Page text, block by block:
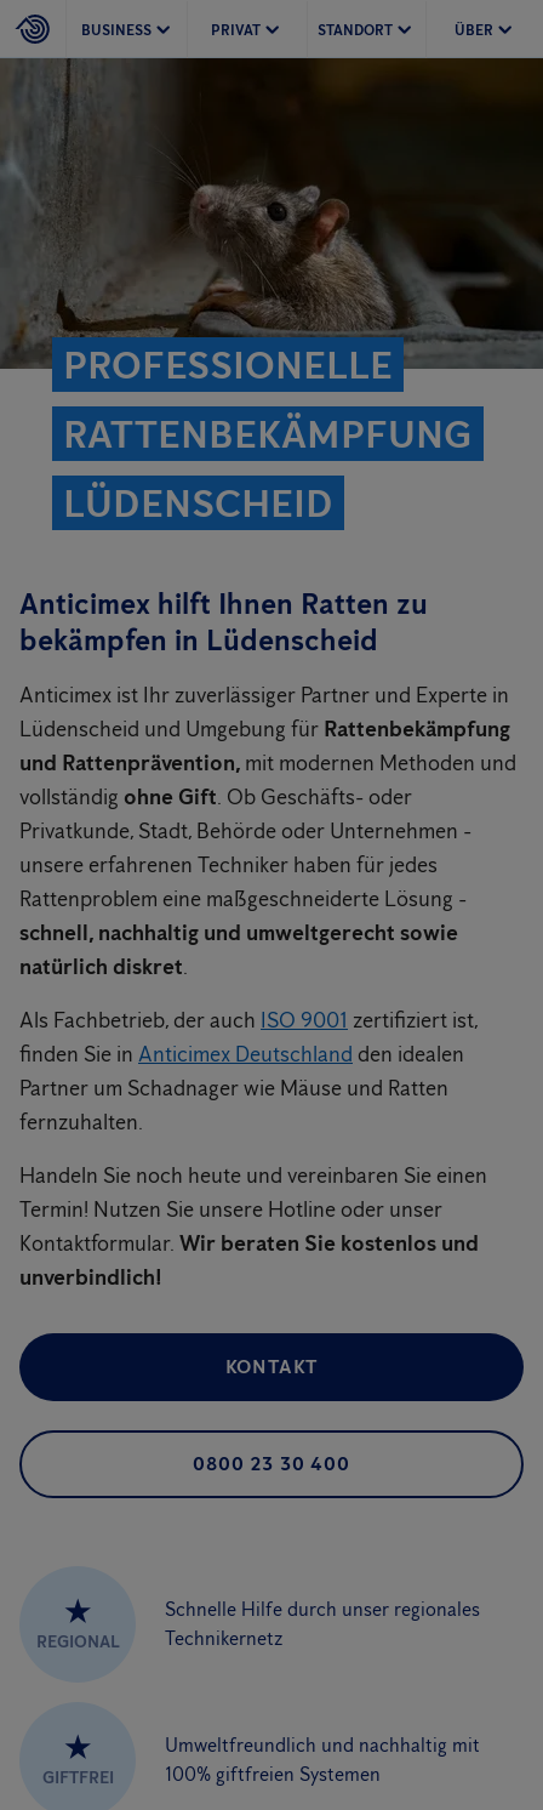
BUSINESS PRIVAT STANDORT ÜBER
PROFESSIONELLE
RATTEN­BEKÄMPFUNG
LÜDENSCHEID
Anticimex hilft Ihnen Ratten zu
bekämpfen in Lüdenscheid
Anticimex ist Ihr zuverlässiger Partner und Experte in
Lüdenscheid und Umgebung für Rattenbekämpfung
und Rattenprävention, mit modernen Methoden und
vollständig ohne Gift. Ob Geschäfts- oder
Privatkunde, Stadt, Behörde oder Unternehmen -
unsere erfahrenen Techniker haben für jedes
Rattenproblem eine maßgeschneiderte Lösung -
schnell, nachhaltig und umweltgerecht sowie
natürlich diskret.
Als Fachbetrieb, der auch ISO 9001 zertifiziert ist,
finden Sie in Anticimex Deutschland den idealen
Partner um Schadnager wie Mäuse und Ratten
fernzuhalten.
Handeln Sie noch heute und vereinbaren Sie einen
Termin! Nutzen Sie unsere Hotline oder unser
Kontaktformular. Wir beraten Sie kostenlos und
unverbindlich!
KONTAKT
0800 23 30 400
★
REGIONAL
Schnelle Hilfe durch unser regionales
Technikernetz
★
GIFTFREI
Umweltfreundlich und nachhaltig mit
100% giftfreien Systemen